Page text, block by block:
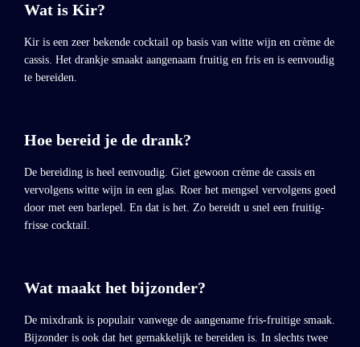
Wat is Kir?
Kir is een zeer bekende cocktail op basis van witte wijn en crème de
cassis. Het drankje smaakt aangenaam fruitig en fris en is eenvoudig
te bereiden.
Hoe bereid je de drank?
De bereiding is heel eenvoudig. Giet gewoon crème de cassis en
vervolgens witte wijn in een glas. Roer het mengsel vervolgens goed
door met een barlepel. En dat is het. Zo bereidt u snel een fruitig-
frisse cocktail.
Wat maakt het bijzonder?
De mixdrank is populair vanwege de aangename fris-fruitige smaak.
Bijzonder is ook dat het gemakkelijk te bereiden is. In slechts twee